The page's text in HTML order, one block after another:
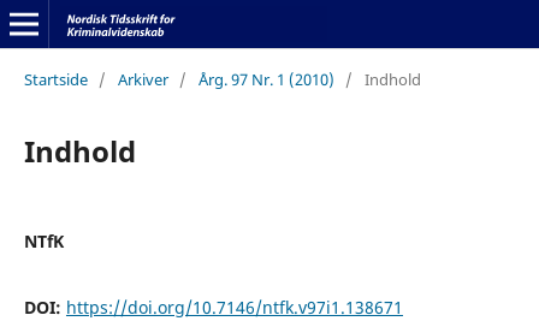
Startside / Arkiver / Årg. 97 Nr. 1 (2010) / Indhold
Indhold
NTfK
DOI: https://doi.org/10.7146/ntfk.v97i1.138671